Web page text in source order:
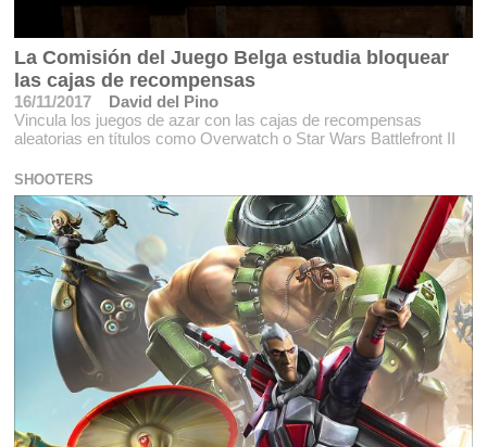
La Comisión del Juego Belga estudia bloquear
las cajas de recompensas
16/11/2017
David del Pino
Vincula los juegos de azar con las cajas de recompensas
aleatorias en títulos como Overwatch o Star Wars Battlefront II
SHOOTERS